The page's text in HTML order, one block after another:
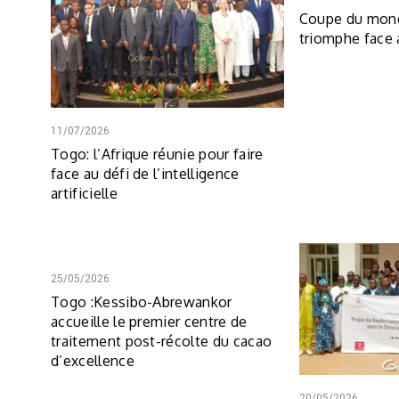
11/07/2026
Togo: l’Afrique réunie pour faire
face au défi de l’intelligence
artificielle
Coupe du
triomphe face
25/05/2026
Togo :Kessibo-Abrewankor
accueille le premier centre de
traitement post-récolte du cacao
d’excellence